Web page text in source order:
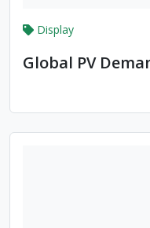
Display
Global PV